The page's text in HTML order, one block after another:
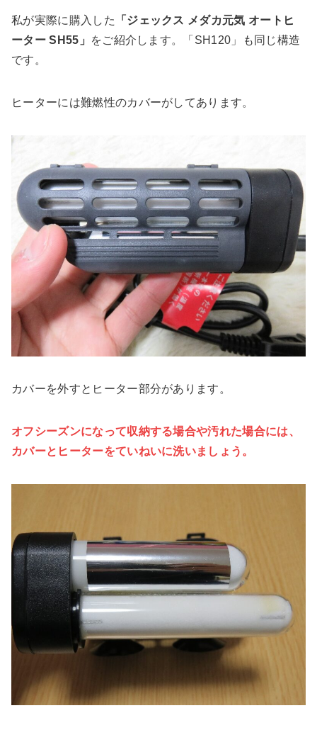
私が実際に購入した
「ジェックス メダカ元気 オートヒ
ーター SH55」
をご紹介します。「SH120」も同じ構造
です。
ヒーターには難燃性のカバーがしてあります。
カバーを外すとヒーター部分があります。
オフシーズンになって収納する場合や汚れた場合には、
カバーとヒーターをていねいに洗いましょう 。